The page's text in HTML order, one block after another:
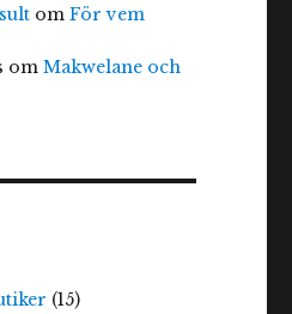
omFör vem
omMakwelane och
(15)